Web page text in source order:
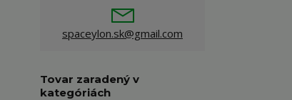
spaceylon.sk@gmail.com
Tovar zaradený v
kategóriách